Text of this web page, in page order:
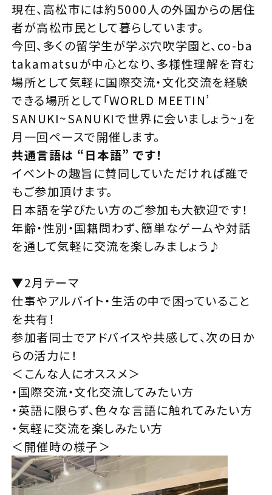
現在、高松市には約5000人の外国からの居住
者が高松市民として暮らしています。
今回、多くの留学生が学ぶ穴吹学園と、co-ba
takamatsuが中心となり、多様性理解を育む
場所として気軽に国際交流・文化交流を経験
できる場所として「WORLD MEETIN’
SANUKI~SANUKIで世界に会いましょう~」を
月一回ペースで開催します。
共通言語は “日本語” です！
イベントの趣旨に賛同していただければ誰で
もご参加頂けます。
日本語を学びたい方のご参加も大歓迎です！
年齢・性別・国籍問わず、簡単なゲームや対話
を通して気軽に交流を楽しみましょう♪
▼2月テーマ
仕事やアルバイト・生活の中で困っていること
を共有！
参加者同士でアドバイスや共感して、次の日か
らの活力に！
＜こんな人にオススメ＞
・国際交流・文化交流してみたい方
・英語に限らず、色々な言語に触れてみたい方
・気軽に交流を楽しみたい方
＜開催時の様子＞